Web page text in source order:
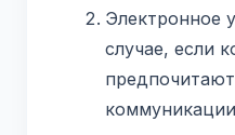
Электронное
случае, если